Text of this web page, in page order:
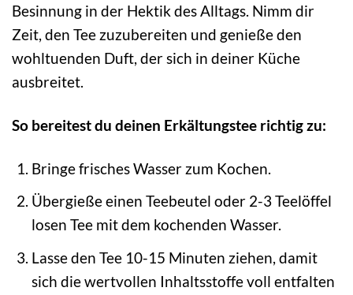
Besinnung in der Hektik des Alltags. Nimm dir
Zeit, den Tee zuzubereiten und genieße den
wohltuenden Duft, der sich in deiner Küche
ausbreitet.
So bereitest du deinen Erkältungstee richtig zu:
Bringe frisches Wasser zum Kochen.
Übergieße einen Teebeutel oder 2-3 Teelöffel
losen Tee mit dem kochenden Wasser.
Lasse den Tee 10-15 Minuten ziehen, damit
sich die wertvollen Inhaltsstoffe voll entfalten